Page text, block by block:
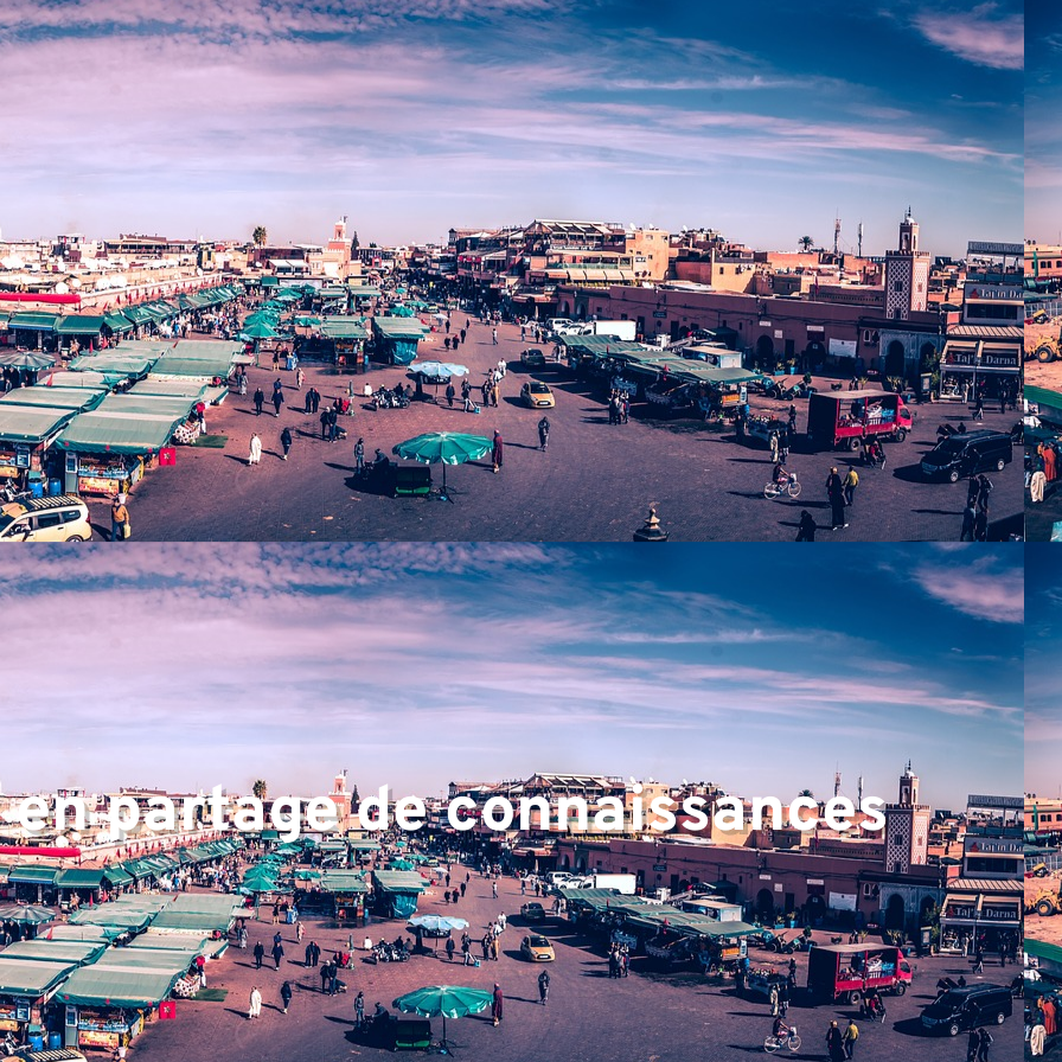
de nous
▼
▼
partage de connaissances